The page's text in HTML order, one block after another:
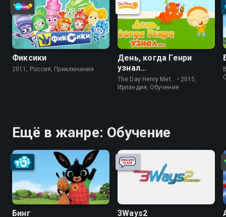
Фиксики
2011, Россия, Приключения
День, когда Генри
узнал...
The Day Henry Met… • 2015,
Ирландия, Обучение
Ещё в жанре: Обучение
Бинг 3Ways2